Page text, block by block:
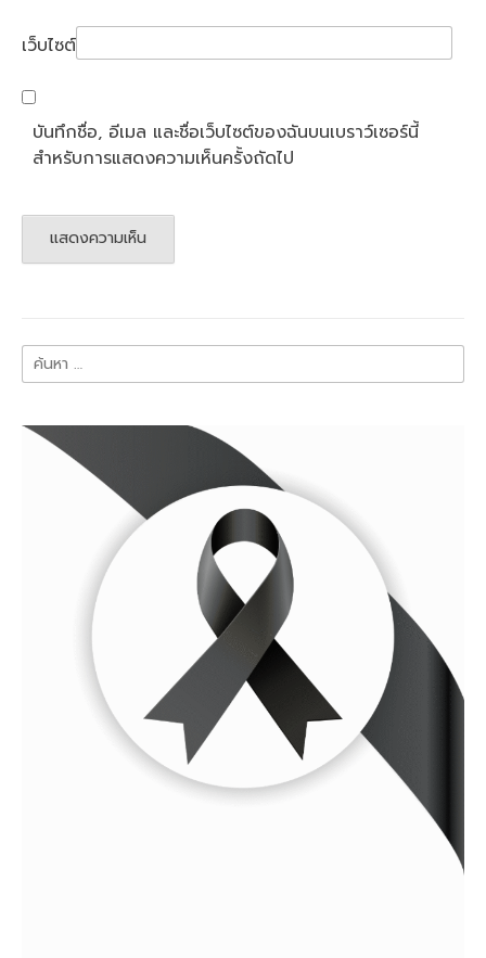
เว็บไซต์
บันทึกชื่อ, อีเมล และชื่อเว็บไซต์ของฉันบนเบราว์เซอร์นี้
สำหรับการแสดงความเห็นครั้งถัดไป
ค้นหา
สำหรับ: